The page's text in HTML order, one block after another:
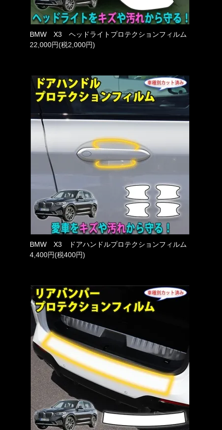
BMW X3 ヘッドライトプロテクションフィルム
22,000円(税2,000円)
BMW X3 ドアハンドルプロテクションフィルム
4,400円(税400円)